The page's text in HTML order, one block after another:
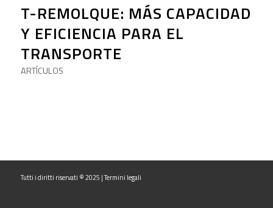
T-REMOLQUE: MÁS CAPACIDAD
Y EFICIENCIA PARA EL
TRANSPORTE
ARTÍCULOS
Tutti i diritti riservati © 2025 |Termini legali